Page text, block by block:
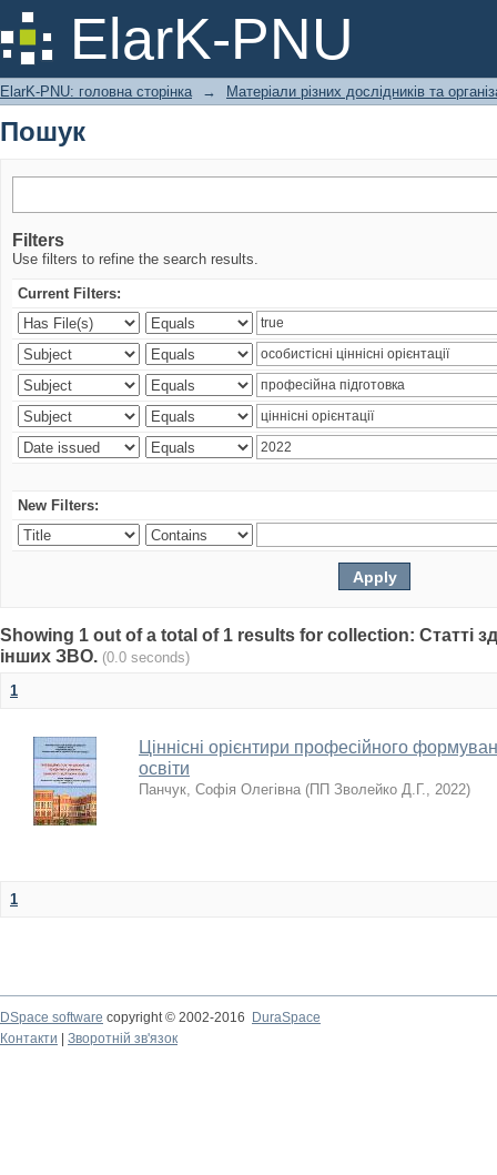
ElarK-PNU
Пошук
ElarK-PNU: головна сторінка → Матеріали різних дослідників та
Пошук
Filters
Use filters to refine the search results.
Current Filters:
New Filters:
Showing 1 out of a total of 1 results for collection: Статті
інших ЗВО. (0.0 seconds)
1
Ціннісні орієнтири професійного
освіти
Панчук, Софія Олегівна (ПП Зволейко Д.Г., 2022)
1
DSpace software copyright © 2002-2016
DuraSpace
Контакти
Зворотній зв'язок